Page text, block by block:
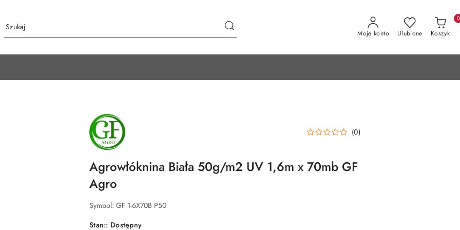
Moje konto Ulubione Koszyk
0
NAZWA
PRODUCENTA:
GF
AGRO
(0)
Agrowłóknina Biała 50g/m2 UV 1,6m x 70mb GF
Agro
Symbol: GF 1-6X70B P50
Stan:: Dostępny